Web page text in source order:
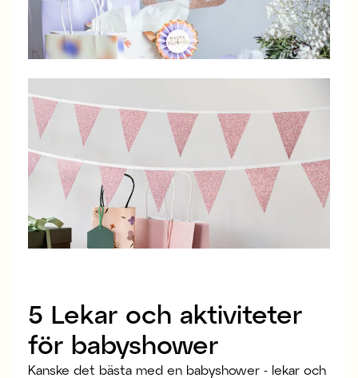
5 Lekar och aktiviteter
för babyshower
Kanske det bästa med en babyshower - lekar och